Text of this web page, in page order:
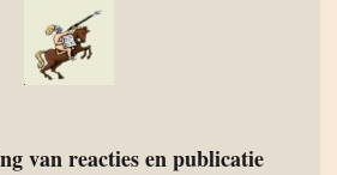
van reacties en publicatie